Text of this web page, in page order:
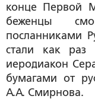
конце Первой
беженцы
посланниками
стали как
иеродиакон
бумагами от
А.А. Смирнова.